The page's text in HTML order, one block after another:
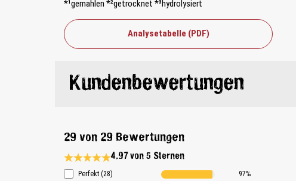
*¹gemahlen *²getrocknet *³hydrolysiert
Analysetabelle (PDF)
Kundenbewertungen
29 von 29 Bewertungen
Durchschnittliche Bewertung 4.9 von 5 Sternen
4.97 von 5 Sternen
Perfekt (28) 97%